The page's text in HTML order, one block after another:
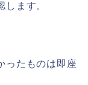
ます。
ったものは即座